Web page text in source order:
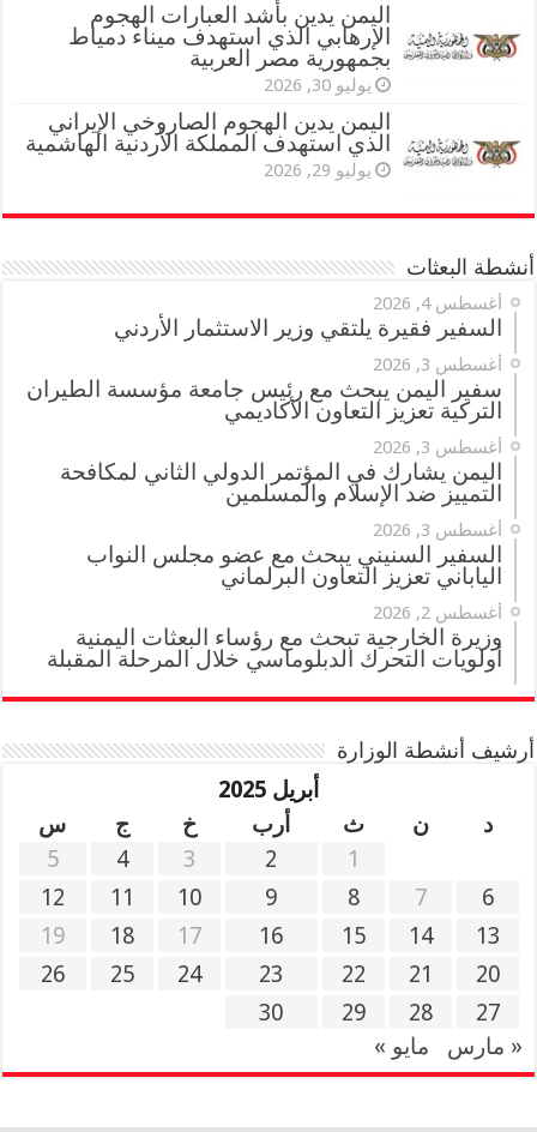
اليمن يدين بأشد العبارات الهجوم
الإرهابي الذي استهدف ميناء دمياط
بجمهورية مصر العربية
يوليو 30, 2026
اليمن يدين الهجوم الصاروخي الإيراني
الذي استهدف المملكة الأردنية الهاشمية
يوليو 29, 2026
أنشطة البعثات
أغسطس 4, 2026
السفير فقيرة يلتقي وزير الاستثمار الأردني
أغسطس 3, 2026
سفير اليمن يبحث مع رئيس جامعة مؤسسة الطيران
التركية تعزيز التعاون الأكاديمي
أغسطس 3, 2026
اليمن يشارك في المؤتمر الدولي الثاني لمكافحة
التمييز ضد الإسلام والمسلمين
أغسطس 3, 2026
السفير السنيني يبحث مع عضو مجلس النواب
الياباني تعزيز التعاون البرلماني
أغسطس 2, 2026
وزيرة الخارجية تبحث مع رؤساء البعثات اليمنية
أولويات التحرك الدبلوماسي خلال المرحلة المقبلة
أرشيف أنشطة الوزارة
أبريل 2025
د
ن ث أرب خ ج
س
1
2
3
4
5
6
7
8
9
10
11
12
13
14
15
16
17
18
19
20
21
22
23
24
25
26
27
28
29
30
« مارس
مايو »